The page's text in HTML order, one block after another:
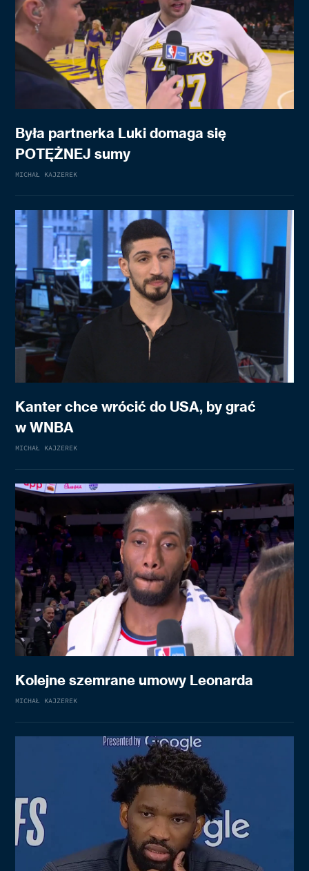
Była partnerka Luki domaga się
POTĘŻNEJ sumy
MICHAŁ KAJZEREK
Kanter chce wrócić do USA, by grać
w WNBA
MICHAŁ KAJZEREK
Kolejne szemrane umowy Leonarda
MICHAŁ KAJZEREK